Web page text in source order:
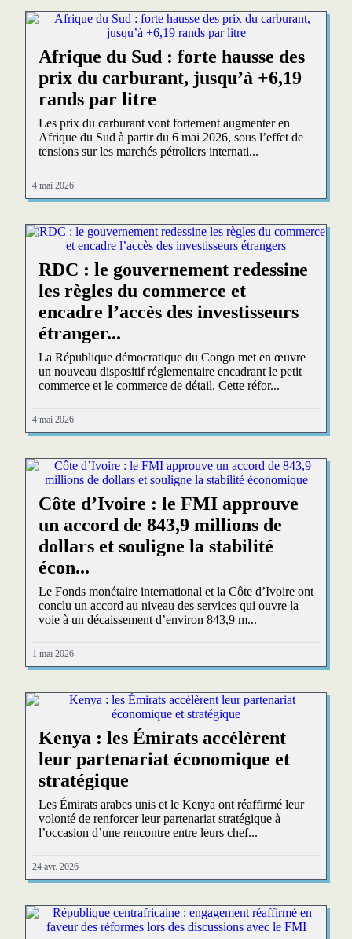
Afrique du Sud : forte hausse des
prix du carburant, jusqu’à +6,19
rands par litre
Les prix du carburant vont fortement augmenter en
Afrique du Sud à partir du 6 mai 2026, sous l’effet de
tensions sur les marchés pétroliers internati...
4 mai 2026
RDC : le gouvernement redessine
les règles du commerce et
encadre l’accès des investisseurs
étranger...
La République démocratique du Congo met en œuvre
un nouveau dispositif réglementaire encadrant le petit
commerce et le commerce de détail. Cette réfor...
4 mai 2026
Côte d’Ivoire : le FMI approuve
un accord de 843,9 millions de
dollars et souligne la stabilité
écon...
Le Fonds monétaire international et la Côte d’Ivoire ont
conclu un accord au niveau des services qui ouvre la
voie à un décaissement d’environ 843,9 m...
1 mai 2026
Kenya : les Émirats accélèrent
leur partenariat économique et
stratégique
Les Émirats arabes unis et le Kenya ont réaffirmé leur
volonté de renforcer leur partenariat stratégique à
l’occasion d’une rencontre entre leurs chef...
24 avr. 2026